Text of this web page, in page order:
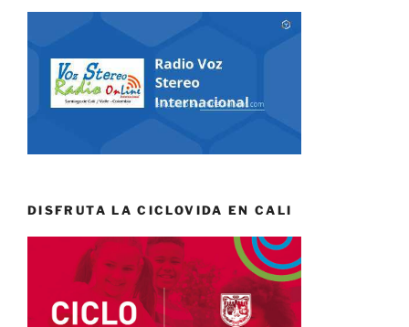
DISFRUTA LA CICLOVIDA EN CALI